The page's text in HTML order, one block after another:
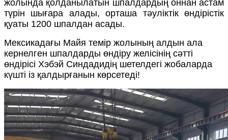
жолында қолданылатын шпалдардың оннан астам
түрін шығара алады, орташа тәуліктік өндірістік
қуаты 1200 шпалдан асады.
Мексикадағы Майя темір жолының алдын ала
кернелген шпалдарды өндіру желісінің сәтті
өндірісі Хэбэй Синдадидің шетелдегі жобаларда
күшті із қалдырғанын көрсетеді!